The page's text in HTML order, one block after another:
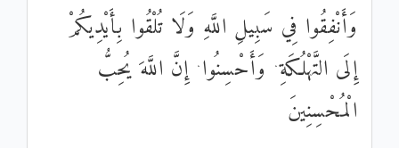
وَأَنْفِقُوا فِي سَبِيلِ اللَّهِ وَلَا تُلْقُوا بِأَيْدِيكُمْ
إِلَى التَّهْلُكَةِ ۛ وَأَحْسِنُوا ۛ إِنَّ اللَّهَ يُحِبُّ
الْمُحْسِنِينَ